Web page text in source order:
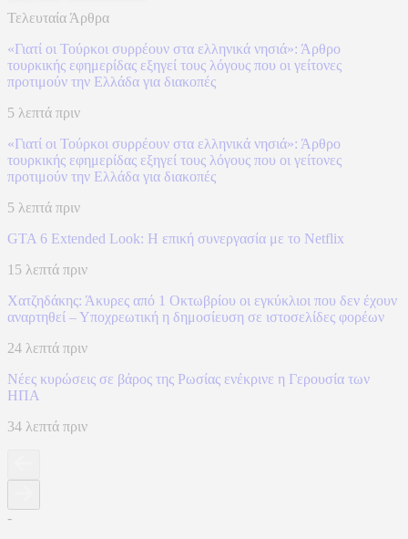
Τελευταία Άρθρα
«Γιατί οι Τούρκοι συρρέουν στα ελληνικά νησιά»: Άρθρο
τουρκικής εφημερίδας εξηγεί τους λόγους που οι γείτονες
προτιμούν την Ελλάδα για διακοπές
5 λεπτά πριν
«Γιατί οι Τούρκοι συρρέουν στα ελληνικά νησιά»: Άρθρο
τουρκικής εφημερίδας εξηγεί τους λόγους που οι γείτονες
προτιμούν την Ελλάδα για διακοπές
5 λεπτά πριν
GTA 6 Extended Look: Η επική συνεργασία με το Netflix
15 λεπτά πριν
Χατζηδάκης: Άκυρες από 1 Οκτωβρίου οι εγκύκλιοι που δεν έχουν
αναρτηθεί – Υποχρεωτική η δημοσίευση σε ιστοσελίδες φορέων
24 λεπτά πριν
Νέες κυρώσεις σε βάρος της Ρωσίας ενέκρινε η Γερουσία των
ΗΠΑ
34 λεπτά πριν
-